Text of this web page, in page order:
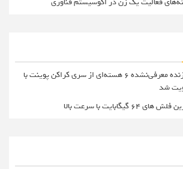
پردازنده معرفی‌نشده 6 هسته‌ای از سری کراکن پوینت با
گیگابایت با سرعت بالا